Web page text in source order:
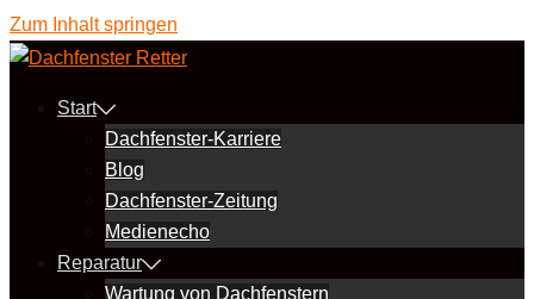
Zum Inhalt springen
Start
Dachfenster-Karriere
Blog
Dachfenster-Zeitung
Medienecho
Reparatur
Wartung von Dachfenstern